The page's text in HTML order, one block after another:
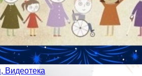
Видеотека